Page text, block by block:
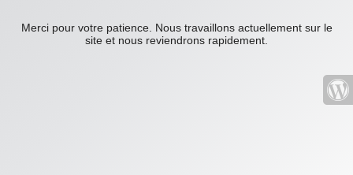
Merci pour votre patience. Nous travaillons actuellement sur le
site et nous reviendrons rapidement.